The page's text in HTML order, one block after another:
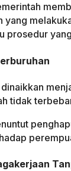
yang
prosedur
tidak